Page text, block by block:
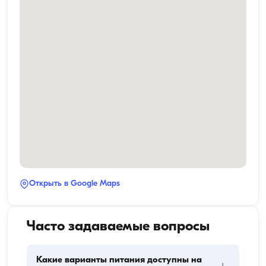
Открыть в Google Maps
Часто задаваемые вопросы
Какие варианты питания доступны на